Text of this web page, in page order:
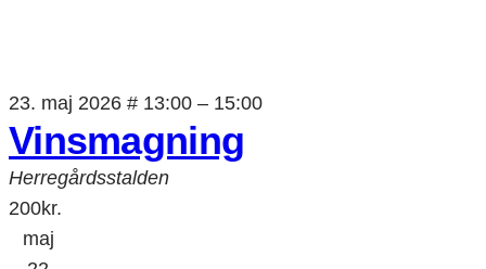
23. maj 2026 # 13:00 – 15:00
Vinsmagning
Herregårdsstalden
200kr.
maj